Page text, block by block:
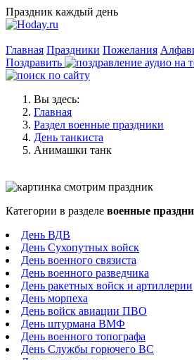
Праздник каждый день
Главная Праздники Пожелания
Поздравить
Вы здесь:
Главная
Раздел военные праздники
День танкиста
Анимашки танк
Категории в разделе военные
День ВДВ
День Сухопутных войск
День военного связиста
День военного разведчика
День ракетных войск и артиллерии
День морпеха
День войск авиации ПВО
День штурмана ВМФ
День военного топографа
День Службы горючего ВС